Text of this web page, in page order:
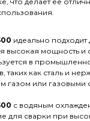
идеально
высокая мощность и
в
таких как сталь и
газом или газовыми
с водяным
для сварки при